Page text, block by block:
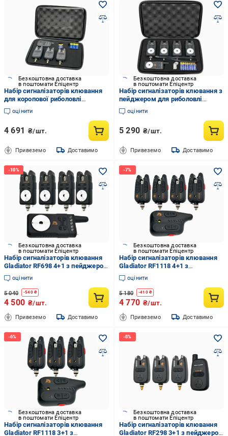
Безкоштовна доставка
в поштомати Епіцентр
Набір сигналізаторів клювання
для коропової риболовлі
Gladiator RF298 4+1 Black
(28745692)
оцінити
4 691 ₴/шт.
Привеземо Доставимо
Безкоштовна доставка
в поштомати Епіцентр
Набір сигналізаторів клювання з
пейджером для риболовлі
Gladiator RF698 4+1 Чорний
(28745591)
оцінити
5 290 ₴/шт.
Привеземо Доставимо
Безкоштовна доставка
в поштомати Епіцентр
Набір сигналізаторів клювання
Gladiator RF698 4+1 з пейджером
у кейсі Black (RF6984)
оцінити
5 040 -540₴
4 500 ₴/шт.
Привеземо Доставимо
Безкоштовна доставка
в поштомати Епіцентр
Набір сигналізаторів клювання
Gladiator RF1118 4+1 з
пейджером у кейсі Black
(RF11184)
оцінити
5 180 -410₴
4 770 ₴/шт.
Привеземо Доставимо
Безкоштовна доставка
в поштомати Епіцентр
Набір сигналізаторів клювання
Gladiator RF1118 3+1 з
Безкоштовна доставка
в поштомати Епіцентр
Набір сигналізаторів клювання
Gladiator RF298 3+1 з пейджером